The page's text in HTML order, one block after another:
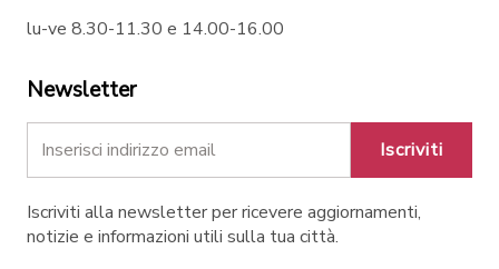
lu-ve 8.30-11.30 e 14.00-16.00
Newsletter
Iscriviti
Iscriviti alla newsletter per ricevere aggiornamenti,
notizie e informazioni utili sulla tua città.